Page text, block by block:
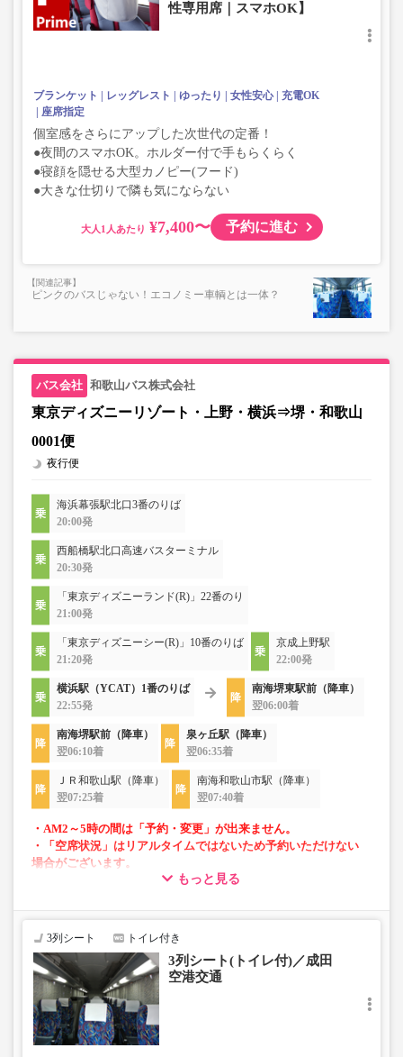
性専用席｜スマホOK】
ブランケット レッグレスト ゆったり 女性安心
充電OK
座席指定
個室感をさらにアップした次世代の定番！
●夜間のスマホOK。ホルダー付で手もらくらく
●寝顔を隠せる大型カノピー(フード)
●大きな仕切りで隣も気にならない
大人 ¥7,400〜 予約に進む
ピンクのバスじゃない！エコノミー車輌とは一体？
和歌山バス株式会社
東京ディズニーリゾート・上野・横浜⇒堺・和歌山
0001便
夜行便
海浜幕張駅北口3番のりば
20:00発
西船橋駅北口高速バスターミナル
20:30発
「東京ディズニーランド(R)」22番のり
21:00発
「東京ディズニーシー(R)」10番のりば
21:20発
京成上野駅
22:00発
横浜駅（YCAT）1番のりば
22:55発
南海堺東駅前（降車）
翌06:00着
南海堺駅前（降車）
翌06:10着
泉ヶ丘駅（降車）
翌06:35着
ＪＲ和歌山駅（降車）
翌07:25着
南海和歌山市駅（降車）
翌07:40着
・AM2～5時の間は「予約・変更」が出来ません。
・「空席状況」はリアルタイムではないため予約いただけない
場合がございます。
・全便フリーWi-Fi対応車両にて運行
・プラズマクラスター全車両搭載
・車内を常時換気、車内を清掃、除菌
・最後部は運行会社により４列シートとなる場合がありま
す
もっと見る
3列シート トイレ付き
3列シート(トイレ付)／成田
空港交通